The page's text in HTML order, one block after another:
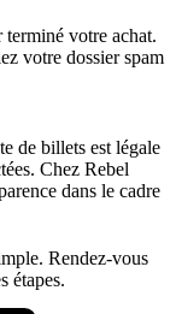
votre achat.
votre dossier spam
de billets est légale
Chez Rebel
dans le cadre
Rendez-vous
étapes.